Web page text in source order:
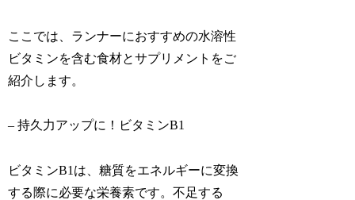
ここでは、ランナーにおすすめの水溶性
ビタミンを含む食材とサプリメントをご
紹介します。
– 持久力アップに！ビタミンB1
ビタミンB1は、糖質をエネルギーに変換
する際に必要な栄養素です。不足する